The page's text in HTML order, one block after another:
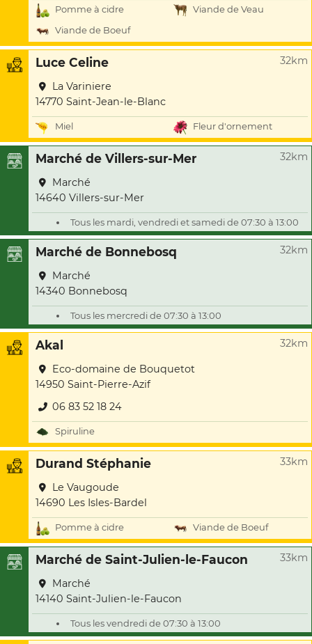
Pomme à cidre
Viande de Veau
Viande de Boeuf
Luce Celine 32km
La Variniere
14770 Saint-Jean-le-Blanc
Miel Fleur d'ornement
Marché de Villers-sur-Mer 32km
Marché
14640 Villers-sur-Mer
Tous les mardi, vendredi et samedi de 07:30 à 13:00
Marché de Bonnebosq 32km
Marché
14340 Bonnebosq
Tous les mercredi de 07:30 à 13:00
Akal 32km
Eco-domaine de Bouquetot
14950 Saint-Pierre-Azif
06 83 52 18 24
Spiruline
Durand Stéphanie 33km
Le Vaugoude
14690 Les Isles-Bardel
Pomme à cidre Viande de Boeuf
Marché de Saint-Julien-le-Faucon 33km
Marché
14140 Saint-Julien-le-Faucon
Tous les vendredi de 07:30 à 13:00